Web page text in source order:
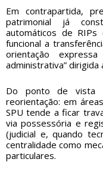
Em contrapartida,
patrimonial já
automáticos de
funcional a
orientação
administrativa” dirigida
Do ponto de vista
reorientação: em
SPU tende a ficar
via possessória e
(judicial e, quando
centralidade como
particulares.